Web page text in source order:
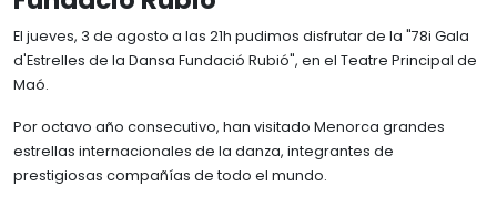
Memorias
Trayectoria
Familia Rubió Tudurí
Viajes
BIBLIOTECA
Instalaciones y servicios
Catálogo y fondos
El jueves, 3 de agosto a las 21h pudimos disfrutar de la "78i Gala
d'Estrelles de la Dansa Fundació Rubió", en el Teatre Principal de
Maó.
Por octavo año consecutivo, han visitado Menorca grandes
estrellas internacionales de la danza, integrantes de
prestigiosas compañías de todo el mundo.